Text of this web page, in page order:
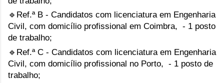
🔹Ref.ª B - Candidatos com licenciatura em Engenharia
Civil, com domicílio profissional em Coimbra,  - 1 posto
de trabalho;
🔹Ref.ª C - Candidatos com licenciatura em Engenharia
Civil, com domicílio profissional no Porto,  - 1 posto de
trabalho;